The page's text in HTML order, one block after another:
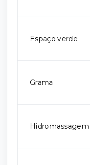
Espaço verde
Grama
Hidromassagem